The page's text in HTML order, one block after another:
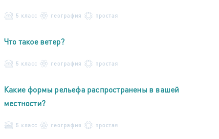
5 класс география простая
Что такое ветер?
5 класс география простая
Какие формы рельефа распространены в вашей
местности?
5 класс география простая